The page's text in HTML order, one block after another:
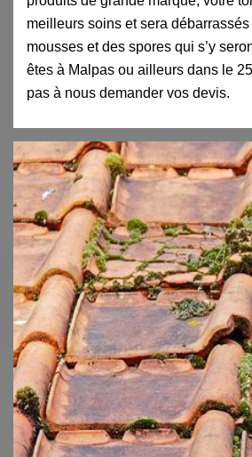
meilleurs soins et sera
mousses et des spores qui s’y
êtes à Malpas ou ailleurs dans le
pas à nous demander vos devis.